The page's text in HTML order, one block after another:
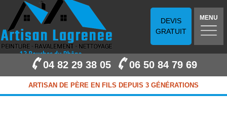
DEVIS
GRATUIT
MENU
04 82 29 38 05 06 50 84 79 69
ARTISAN DE PÈRE EN FILS DEPUIS 3 GÉNÉRATIONS